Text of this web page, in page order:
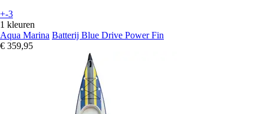
+-3
1 kleuren
Aqua Marina Batterij Blue Drive Power Fin
€ 359,95